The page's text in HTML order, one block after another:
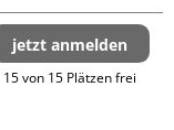
jetzt anmelden
15 von 15 Plätzen frei